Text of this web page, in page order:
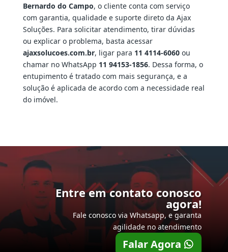
Bernardo do Campo, o cliente conta com serviço
com garantia, qualidade e suporte direto da Ajax
Soluções. Para solicitar atendimento, tirar dúvidas
ou explicar o problema, basta acessar
ajaxsolucoes.com.br, ligar para 11 4114-6060ou
chamar no WhatsApp 11 94153-1856. Dessa forma, o
entupimento é tratado com mais segurança, e a
solução é aplicada de acordo com a necessidade real
do imóvel.
Entre em contato conosco
agora!
Fale conosco via Whatsapp, e garanta
agilidade no atendimento
Falar Agora